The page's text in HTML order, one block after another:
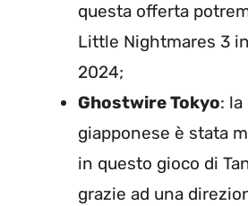
questa offerta
Little Nightmares 3
2024;
Ghostwire Tokyo:
giapponese è stata
in questo gioco di
grazie ad una